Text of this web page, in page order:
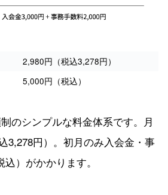
2,980円（税込3,278円）
5,000円（税込）
のシンプルな料金体系です。月
3,278円）。初月のみ入会金・事
）がかかります。